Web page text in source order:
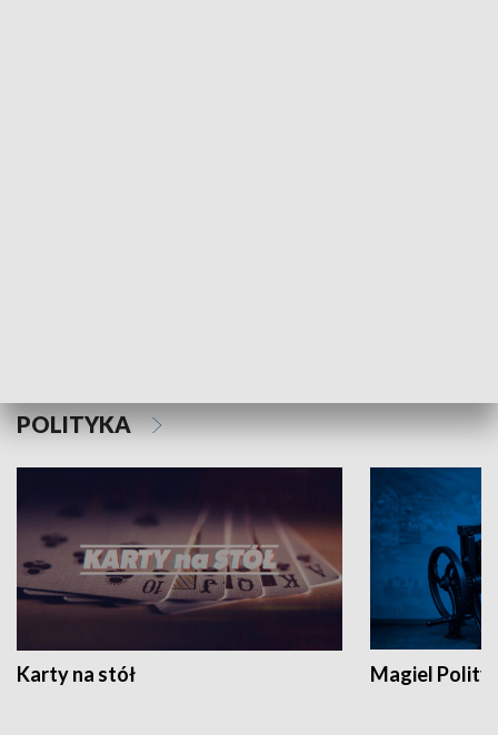
POLITYKA
Karty na stół Magiel